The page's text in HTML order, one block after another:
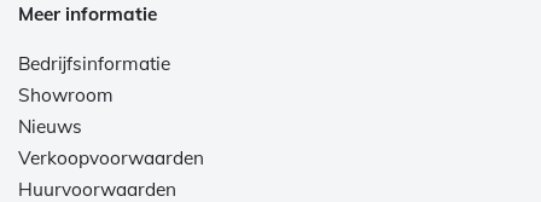
Meer informatie
Bedrijfsinformatie
Showroom
Nieuws
Verkoopvoorwaarden
Huurvoorwaarden